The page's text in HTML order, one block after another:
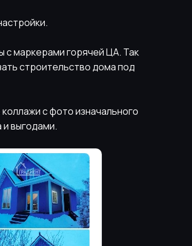
с маркерами горячей ЦА. Так
строительство дома под
с фото изначального
и выгодами.